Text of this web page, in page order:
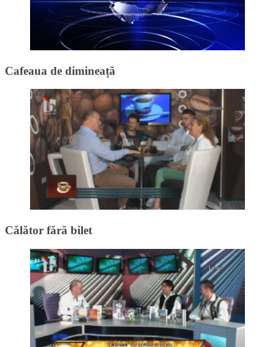
Cafeaua de dimineață
Călător fără bilet